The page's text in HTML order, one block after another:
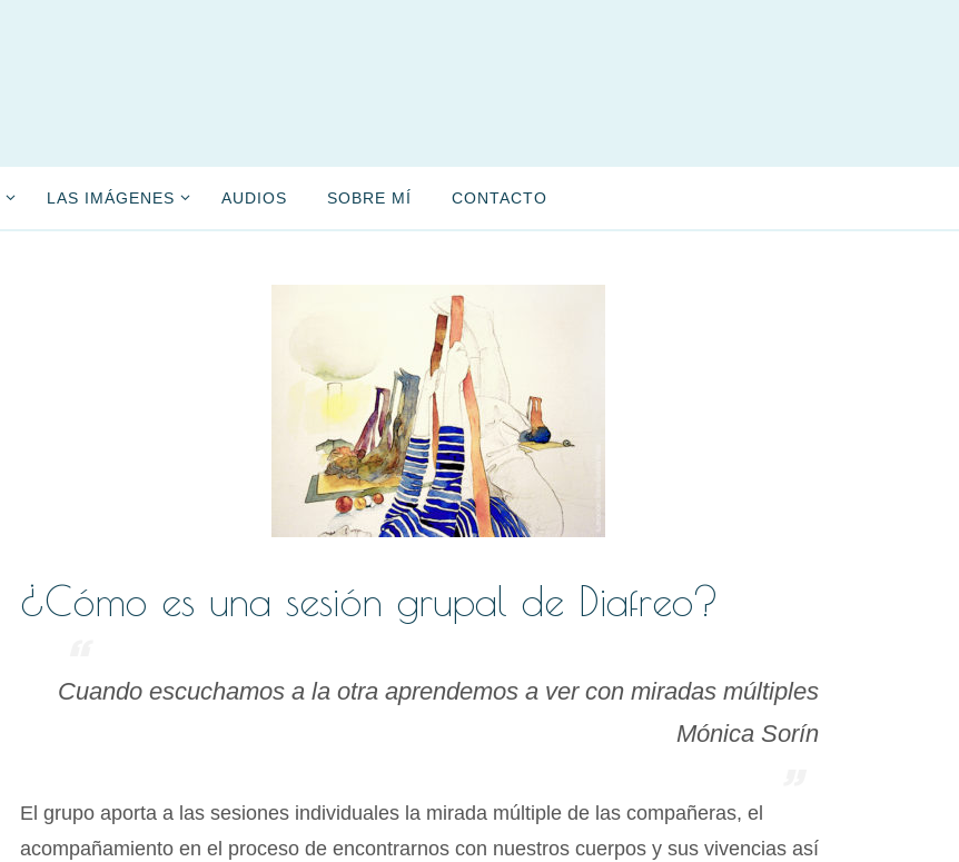
LAS IMÁGENES AUDIOS SOBRE MÍ CONTACTO
¿Cómo es una sesión grupal de Diafreo?
Cuando escuchamos a la otra aprendemos a ver con miradas múltiples
Mónica Sorín
El grupo aporta a las sesiones individuales la mirada múltiple de las compañeras, el
acompañamiento en el proceso de encontrarnos con nuestros cuerpos y sus vivencias así